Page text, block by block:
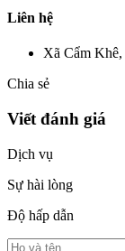
Liên hệ
Xã Cẩm
Chia sẻ
Viết đánh giá
Dịch vụ
Sự hài lòng
Độ hấp dẫn